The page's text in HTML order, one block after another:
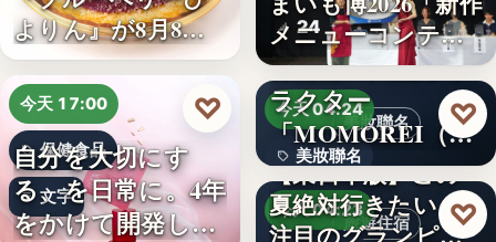
よりん』が8月8日
「ブル…
今天 17:00
保健食品
文字
自分を大切にす
る、を日常に。4年
をかけて開発した
♡
24
メニューコンテス
ト…
美妝聯名
今天 04:24
美妝聯名
文字
韓国発の人気キャ
ラクター
「MOMOREI（モ
モレイ）」が…
♡
旅遊住宿
今天 04:23
【東日本版】この
夏絶対行きたい！
注目のグランピン
♡